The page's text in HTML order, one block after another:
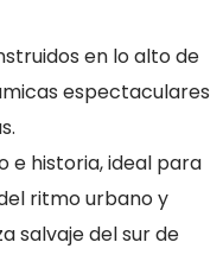
en lo alto de
espectaculares
e historia, ideal para
ritmo urbano y
salvaje del sur de